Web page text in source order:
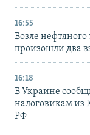
16:55
Возле
произошли два
16:18
В Украине
налоговикам из
РФ